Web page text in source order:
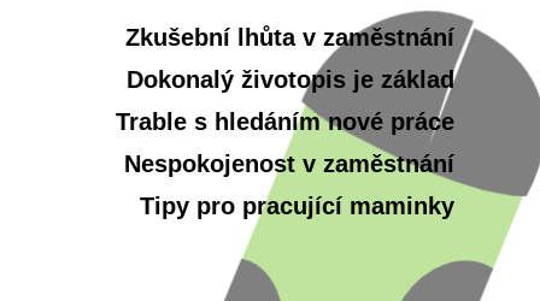
Zkušební lhůta v zaměstnání
Dokonalý životopis je základ
Trable s hledáním nové práce
Nespokojenost v zaměstnání
Tipy pro pracující maminky